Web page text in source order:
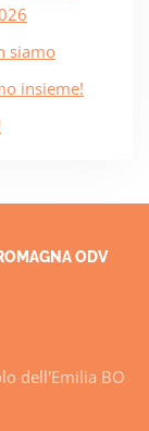
siamo
insieme!
ODV
dell'Emilia BO